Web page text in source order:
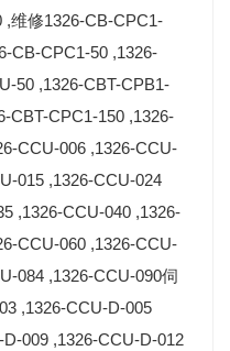
,维修1326-CB-CPC1-
CB-CPC1-50 ,1326-
50 ,1326-CBT-CPB1-
CBT-CPC1-150 ,1326-
CCU-006 ,1326-CCU-
015 ,1326-CCU-024
,1326-CCU-040 ,1326-
CCU-060 ,1326-CCU-
084 ,1326-CCU-090伺
,1326-CCU-D-005
009 ,1326-CCU-D-012